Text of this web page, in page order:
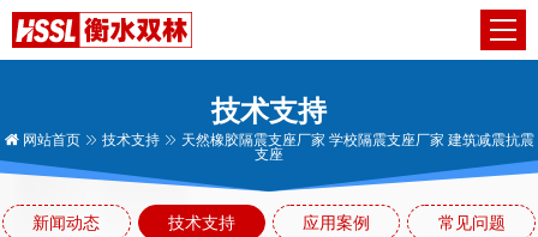
技术支持
网站首页 技术支持
天然橡胶隔震支座厂家 学校隔震支座厂家 建筑减震抗震
支座
新闻动态 技术支持 应用案例 常见问题